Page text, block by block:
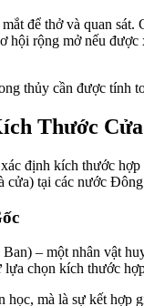
để thở và quan
hội rộng mở nếu
thủy cần được tính
Thước
định kích thước
cửa) tại các nước
– một nhân vật
chọn kích thước
mà là sự kết